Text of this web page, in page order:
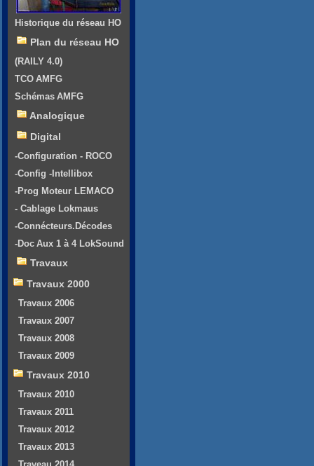
Historique du réseau HO
Plan du réseau HO
(RAILY 4.0)
TCO AMFG
Schémas AMFG
Analogique
Digital
-Configuration - ROCO
-Config -Intellibox
-Prog Moteur LEMACO
- Cablage Lokmaus
-Connécteurs.Décodes
-Doc Aux 1 à 4 LokSound
Travaux
Travaux 2000
Travaux 2006
Travaux 2007
Travaux 2008
Travaux 2009
Travaux 2010
Travaux 2010
Travaux 2011
Travaux 2012
Travaux 2013